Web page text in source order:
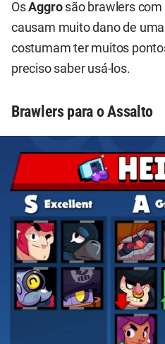
OsAggrosão brawlers com
causam muito dano de
costumam ter muitos
preciso saber usá-los.
Brawlers para o Assalto